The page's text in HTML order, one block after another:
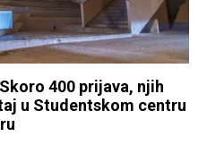
400 prijava, njih
u Studentskom centru